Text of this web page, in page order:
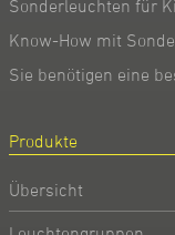
Sonderleuchten für
Know-How mit
Sie benötigen eine
Produkte
Übersicht